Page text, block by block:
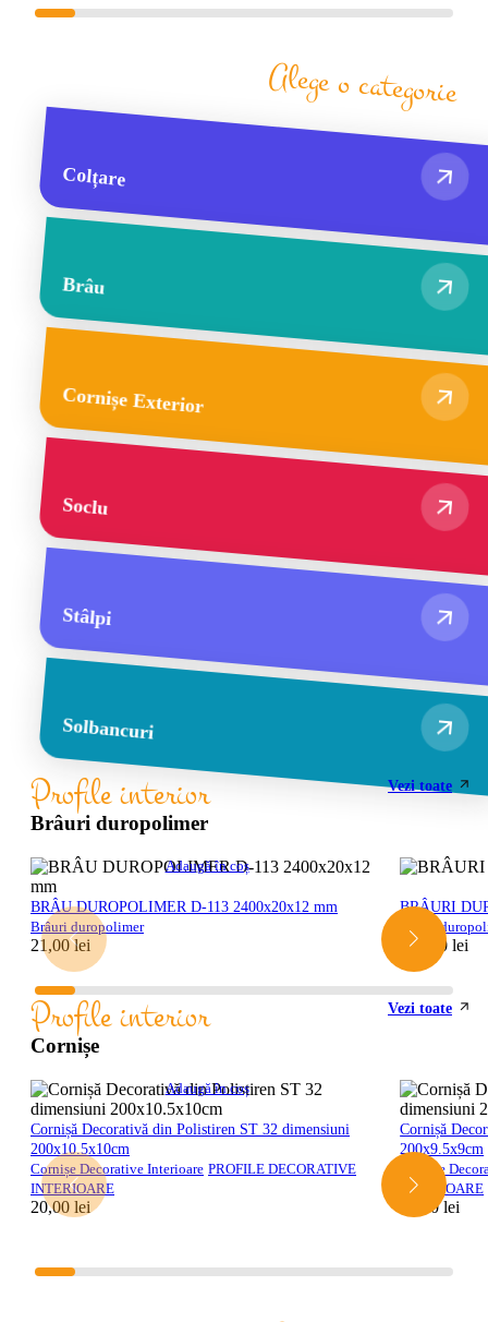
Alege o categorie
Colțare
Brâu
Cornișe Exterior
Soclu
Stâlpi
Solbancuri
Profile interior
Brâuri duropolimer
Vezi toate
Adaugă în coș
BRÂU DUROPOLIMER D-113 2400x20x12 mm
Brâuri duropolimer
21,00lei
BRÂURI
Brâuri
132,00lei
Profile interior
Cornișe
Vezi toate
Adaugă în coș
Cornișă Decorativă din Polistiren ST 32 dimensiuni
200x10.5x10cm
Cornișe Decorative Interioare PROFILE DECORATIVE
INTERIOARE
20,00 lei
Cornișă
200x9.5x9cm
Cornișe
INTERIOARE
20,00lei